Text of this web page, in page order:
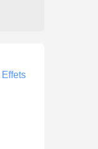
Effets